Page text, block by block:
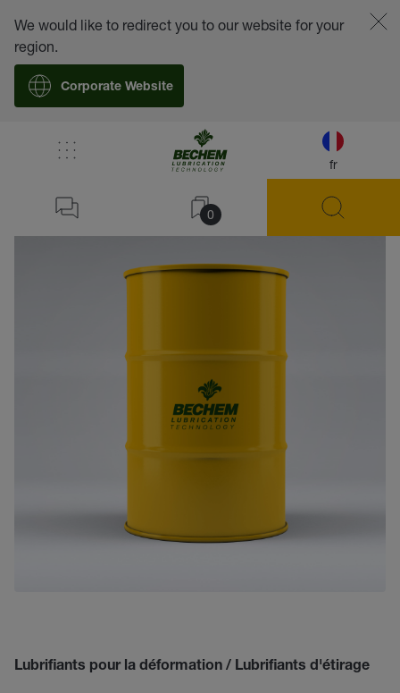
fr
0
We would like to redirect you to our website for your
region.
Corporate Website
Lubrifiants pour la déformation / Lubrifiants d'étirage